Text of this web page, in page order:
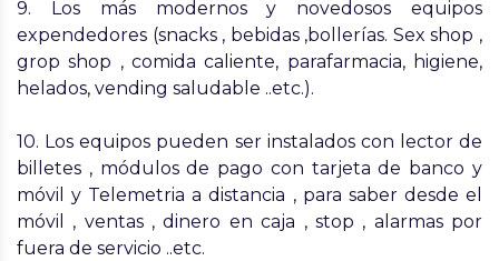
9. Los más modernos y novedosos equipos
expendedores (snacks , bebidas ,bollerías. Sex shop ,
grop shop , comida caliente, parafarmacia, higiene,
helados, vending saludable ..etc.).
10. Los equipos pueden ser instalados con lector de
billetes , módulos de pago con tarjeta de banco y
móvil y Telemetria a distancia , para saber desde el
móvil , ventas , dinero en caja , stop , alarmas por
fuera de servicio ..etc.